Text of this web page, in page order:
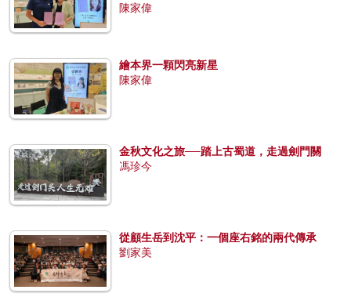
陳家偉
繪本界一顆閃亮新星
陳家偉
金秋文化之旅──踏上古蜀道，走過劍門關
馮珍今
從顧生岳到沈平：一個座右銘的兩代傳承
劉家美